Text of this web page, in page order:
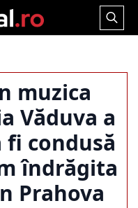
Search
muzica
Văduva a
fi condusă
îndrăgita
Prahova